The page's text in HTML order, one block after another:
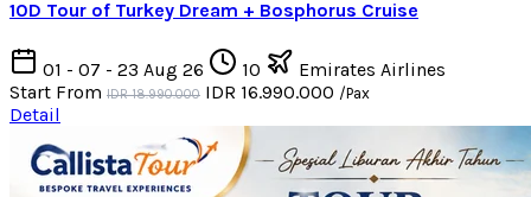
10D Tour of Turkey Dream + Bosphorus Cruise
01 - 07 - 23 Aug 26 10
Emirates Airlines
Start From IDR 18.990.000 IDR 16.990.000 /Pax
Detail